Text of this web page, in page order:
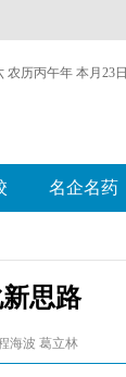
农历丙午年 本月23日
名企名药
思路
海波 葛立林